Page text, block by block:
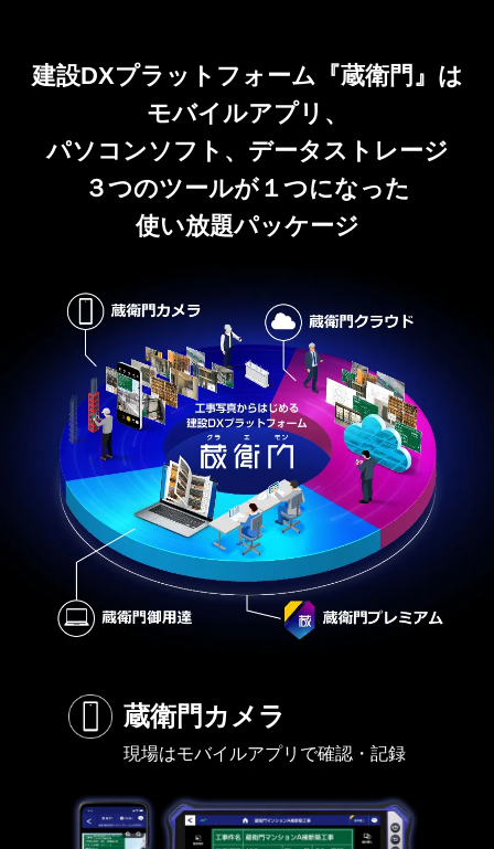
建設DXプラットフォーム『蔵衛門』は
モバイルアプリ、
パソコンソフト、データストレージ
３つのツールが１つになった
使い放題パッケージ
蔵衛門カメラ
現場はモバイルアプリで確認・記録